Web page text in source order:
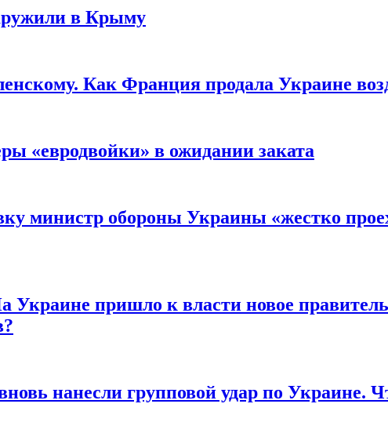
в Крыму
Как Франция продала Украине
«евродвойки» в ожидании заката
министр обороны Украины «жестко
Украине пришло к власти новое
нанесли групповой удар по Украине.